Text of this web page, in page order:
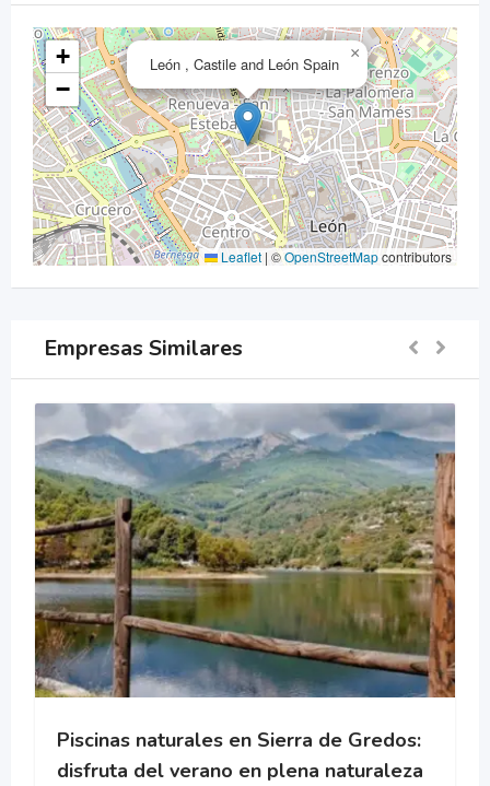
León , Castile and León Spain
×
+
−
Leaflet | ©OpenStreetMapcontributors
Empresas Similares
Piscinas naturales en Sierra de Gredos:
disfruta del verano en plena naturaleza